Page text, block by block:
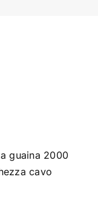
guaina 2000
cavo